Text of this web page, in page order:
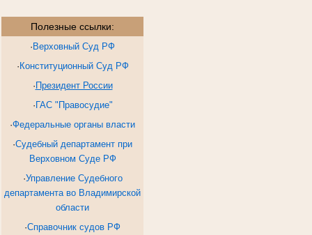
Полезные ссылки:
·Верховный Суд РФ
·Конституционный Суд РФ
·Президент России
·ГАС "Правосудие"
·Федеральные органы власти
·Судебный департамент при
Верховном Суде РФ
·Управление Судебного
департамента во Владимирской
области
·Справочник судов РФ